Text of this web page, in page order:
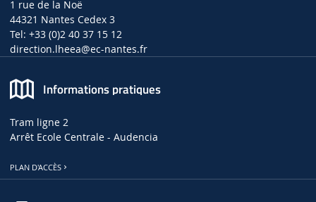
1 rue de la Noë
44321 Nantes Cedex 3
Tel: +33 (0)2 40 37 15 12
direction.lheea@ec-nantes.fr
Informations pratiques
Tram ligne 2
Arrêt Ecole Centrale - Audencia
PLAN D'ACCÈS